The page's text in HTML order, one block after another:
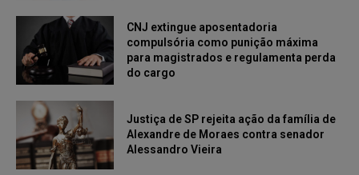
CNJ extingue aposentadoria
compulsória como punição máxima
para magistrados e regulamenta perda
do cargo
Justiça de SP rejeita ação da família de
Alexandre de Moraes contra senador
Alessandro Vieira